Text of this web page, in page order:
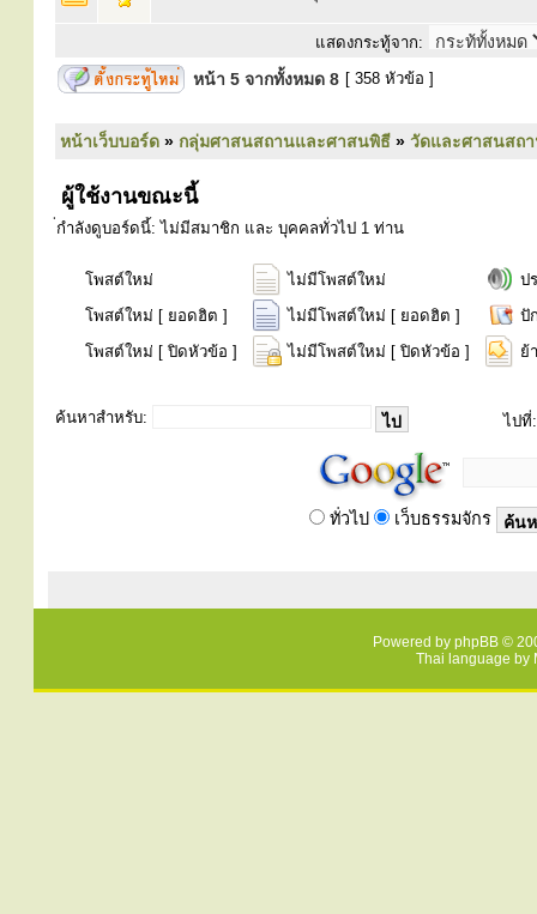
แสดงกระทู้จาก:
หน้า 5 จากทั้งหมด 8 [ 358 หัวข้อ ]
หน้าเว็บบอร์ด » กลุ่มศาสนสถานและศาสนพิธี » วัดและศาสนสถ
ผู้ใช้งานขณะนี้
่กำลังดูบอร์ดนี้: ไม่มีสมาชิก และ บุคคลทั่วไป 1 ท่าน
โพสต์ใหม่ ไม่มีโพสต์ใหม่
ป
โพสต์ใหม่ [ ยอดฮิต ]
ไม่มีโพสต์ใหม่ [ ยอดฮิต ]
ปั
โพสต์ใหม่ [ ปิดหัวข้อ ]
ไม่มีโพสต์ใหม่ [ ปิดหัวข้อ ] ย้
ค้นหาสำหรับ: ไปที่:
ทั่วไป เว็บธรรมจักร
Powered by phpBB ©
Thai language by